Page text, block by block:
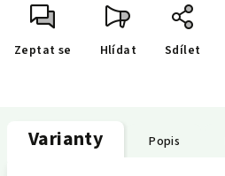
Zeptat se Hlídat Sdílet
Varianty Popis